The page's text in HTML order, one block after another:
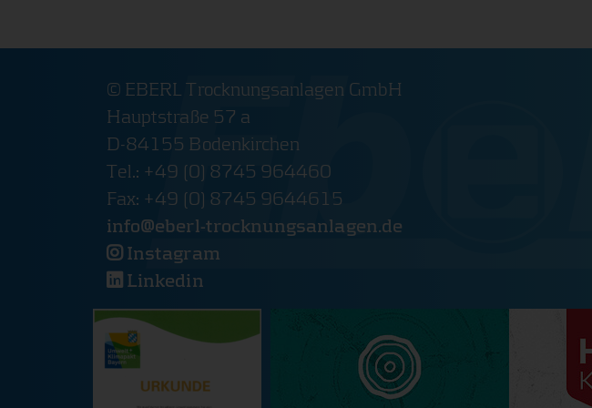
© EBERL Trocknungsanlagen GmbH
Hauptstraße 57 a
D-84155 Bodenkirchen
Tel.: +49 (0) 8745 964460
Fax: +49 (0) 8745 9644615
info@eberl-trocknungsanlagen.de
Instagram
Linkedin
oder Logins nutzen. Die Webseite wird also ohne diese Cookies nicht
PHPSESSID Cookie
PHPSESSID
Anbieter:
www.eberl-trocknungsanlagen.de
Session
Beschreibung:
Speichert Logindaten.
cookie_consent
Anbieter:
www.eberl-trocknungsanlagen.de